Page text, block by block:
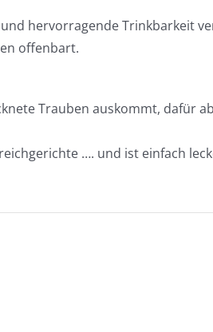
hervorragende Trinkbarkeit
offenbart.
Trauben auskommt, dafür
…. und ist einfach